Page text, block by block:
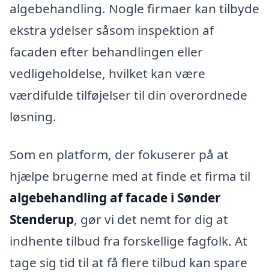
algebehandling. Nogle firmaer kan tilbyde
ekstra ydelser såsom inspektion af
facaden efter behandlingen eller
vedligeholdelse, hvilket kan være
værdifulde tilføjelser til din overordnede
løsning.
Som en platform, der fokuserer på at
hjælpe brugerne med at finde et firma til
algebehandling af facade i Sønder
Stenderup, gør vi det nemt for dig at
indhente tilbud fra forskellige fagfolk. At
tage sig tid til at få flere tilbud kan spare